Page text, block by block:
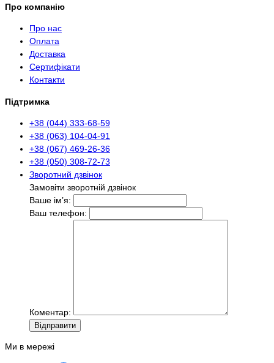
Про компанію
Про нас
Оплата
Доставка
Сертифікати
Контакти
Підтримка
+38 (044) 333-68-59
+38 (063) 104-04-91
+38 (067) 469-26-36
+38 (050) 308-72-73
Зворотний дзвінок
Замовіти зворотній дзвінок
Ваше ім’я:
Ваш телефон:
Коментар:
Вiдправити
Ми в мережі